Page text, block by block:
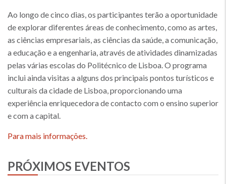
Ao longo de cinco dias, os participantes terão a oportunidade
de explorar diferentes áreas de conhecimento, como as artes,
as ciências empresariais, as ciências da saúde, a comunicação,
a educação e a engenharia, através de atividades dinamizadas
pelas várias escolas do Politécnico de Lisboa. O programa
inclui ainda visitas a alguns dos principais pontos turísticos e
culturais da cidade de Lisboa, proporcionando uma
experiência enriquecedora de contacto com o ensino superior
e com a capital.
Para mais informações.
PRÓXIMOS EVENTOS